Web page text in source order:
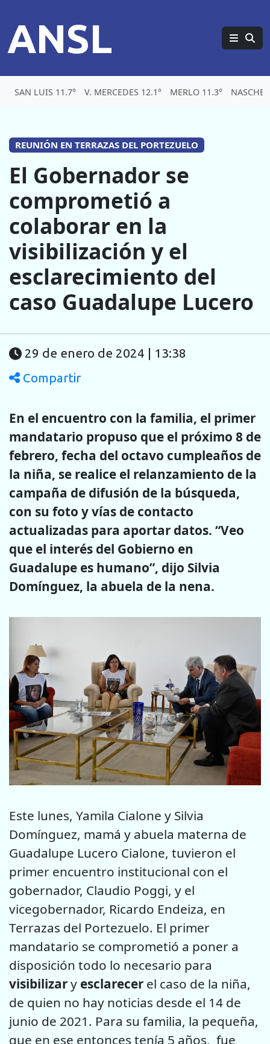
ANSL
SAN LUIS 11.7° V. MERCEDES 12.1° MERLO 11.3°
REUNIÓN EN TERRAZAS DEL PORTEZUELO
El Gobernador se
comprometió a
colaborar en la
visibilización y el
esclarecimiento del
caso Guadalupe Lucero
29 de enero de 2024 | 13:38
Compartir
En el encuentro con la familia, el primer
mandatario propuso que el próximo 8 de
febrero, fecha del octavo cumpleaños de
la niña, se realice el relanzamiento de la
campaña de difusión de la búsqueda,
con su foto y vías de contacto
actualizadas para aportar datos. “Veo
que el interés del Gobierno en
Guadalupe es humano”, dijo Silvia
Domínguez, la abuela de la nena.
Este lunes, Yamila Cialone y Silvia
Domínguez, mamá y abuela materna de
Guadalupe Lucero Cialone, tuvieron el
primer encuentro institucional con el
gobernador, Claudio Poggi, y el
vicegobernador, Ricardo Endeiza, en
Terrazas del Portezuelo. El primer
mandatario se comprometió a poner a
disposición todo lo necesario para
visibilizary esclarecer el caso de la niña,
de quien no hay noticias desde el 14 de
junio de 2021. Para su familia, la pequeña,
que en ese entonces tenía 5 años, fue